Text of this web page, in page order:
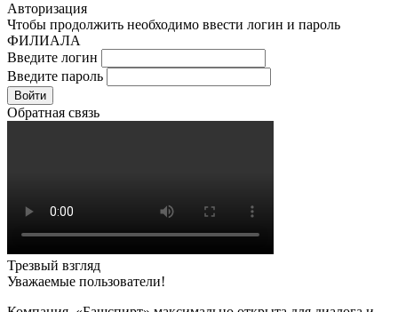
Авторизация
Чтобы продолжить необходимо ввести логин и пароль
ФИЛИАЛА
Введите логин
Введите пароль
Войти
Обратная связь
Трезвый взгляд
Уважаемые пользователи!